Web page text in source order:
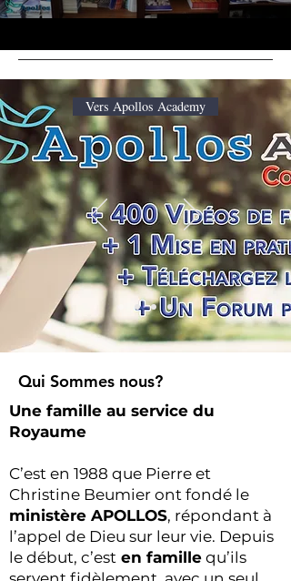
Vers Apollos Academy
Qui Sommes nous?
Une famille au service du
Royaume
C’est en 1988 que Pierre et
Christine Beumier ont fondé le
ministère APOLLOS, répondant à
l’appel de Dieu sur leur vie. Depuis
le début, c’est en famille qu’ils